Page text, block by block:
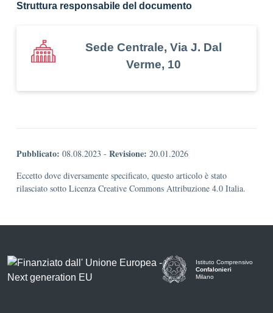
Struttura responsabile del documento
Sede Centrale, Via J. Dal
Verme, 10
Pubblicato: 08.08.2023 - Revisione: 20.01.2026
Eccetto dove diversamente specificato, questo articolo è stato
rilasciato sotto Licenza Creative Commons Attribuzione 4.0 Italia.
Istituto Comprensivo
Confalonieri
Milano